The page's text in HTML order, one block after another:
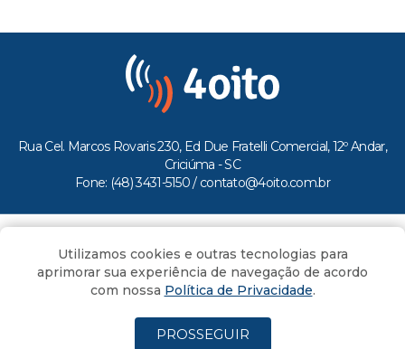
Rua Cel. Marcos Rovaris 230, Ed Due Fratelli Comercial, 12º Andar,
Criciúma - SC
Fone: (48) 3431-5150 / contato@4oito.com.br
Todos os direitos reservados ao Portal 4oito
Utilizamos cookies e outras tecnologias para
aprimorar sua experiência de navegação de acordo
com nossa Política de Privacidade.
PROSSEGUIR